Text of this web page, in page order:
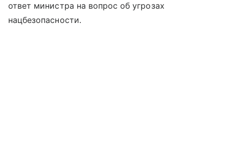
ответ министра на вопрос об угрозах
нацбезопасности.